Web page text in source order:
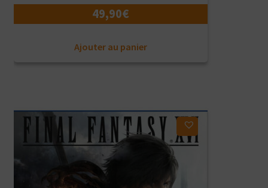
49,90€
Ajouter au panier
Ajouter à ma liste d'envies